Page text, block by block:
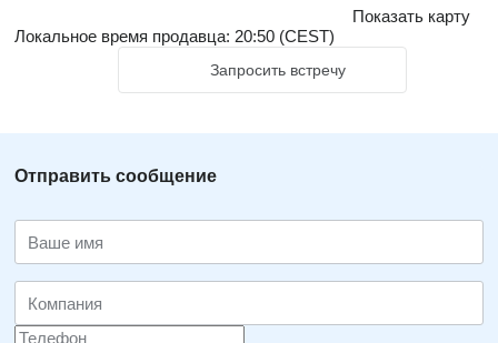
Показать карту
Локальное время продавца: 20:50 (CEST)
Запросить встречу
Отправить сообщение